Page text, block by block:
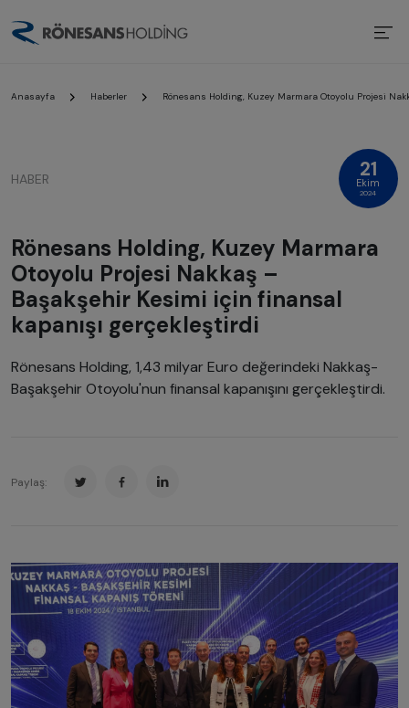
Anasayfa Haberler Rönesans Holding, Kuzey Marmara Otoyolu Projesi
HABER
Rönesans Holding, Kuzey Marmara
Otoyolu Projesi Nakkaş –
Başakşehir Kesimi için finansal
kapanışı gerçekleştirdi
21
Ekim
2024
Rönesans Holding, 1,43 milyar Euro değerindeki Nakkaş-
Başakşehir Otoyolu'nun finansal kapanışını gerçekleştirdi.
Paylaş: